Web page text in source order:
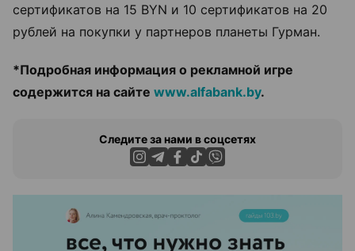
сертификатов на 15 BYN и 10 сертификатов на 20
рублей на покупки у партнеров планеты Гурман.
*Подробная информация о рекламной игре
содержится на сайте www.alfabank.by.
Следите за нами в соцсетях